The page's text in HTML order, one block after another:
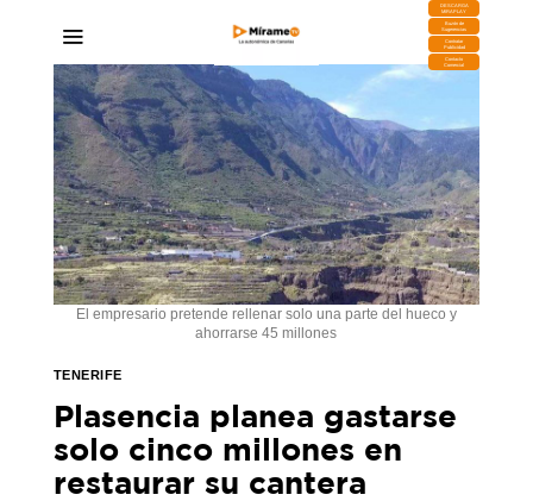
DESCARGA
MIRAPLAY
Buzón de
Sugerencias
Contratar
Publicidad
Contacto
Comercial
El empresario pretende rellenar solo una parte del hueco y
ahorrarse 45 millones
TENERIFE
Plasencia planea gastarse
solo cinco millones en
restaurar su cantera